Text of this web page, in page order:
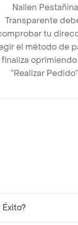
Nailen Pestañina
Transparente
tu
el método de
finaliza
“Realizar
encontrar en Éxito?